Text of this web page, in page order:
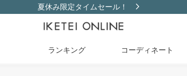
夏休み限定タイムセール！
ランキング コーディネート